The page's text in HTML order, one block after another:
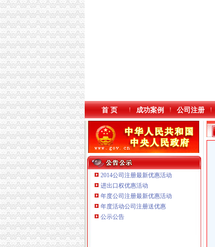
首 页 成功案例 公司注册
2014公司注册最新优惠活动
进出口权优惠活动
年度公司注册最新优惠活动
年度活动公司注册送优惠
公示公告